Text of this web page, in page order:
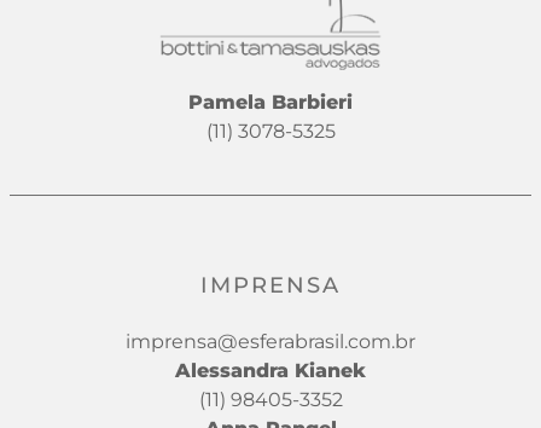
Pamela Barbieri
(11) 3078-5325
IMPRENSA
imprensa@esferabrasil.com.br
Alessandra Kianek
(11) 98405-3352